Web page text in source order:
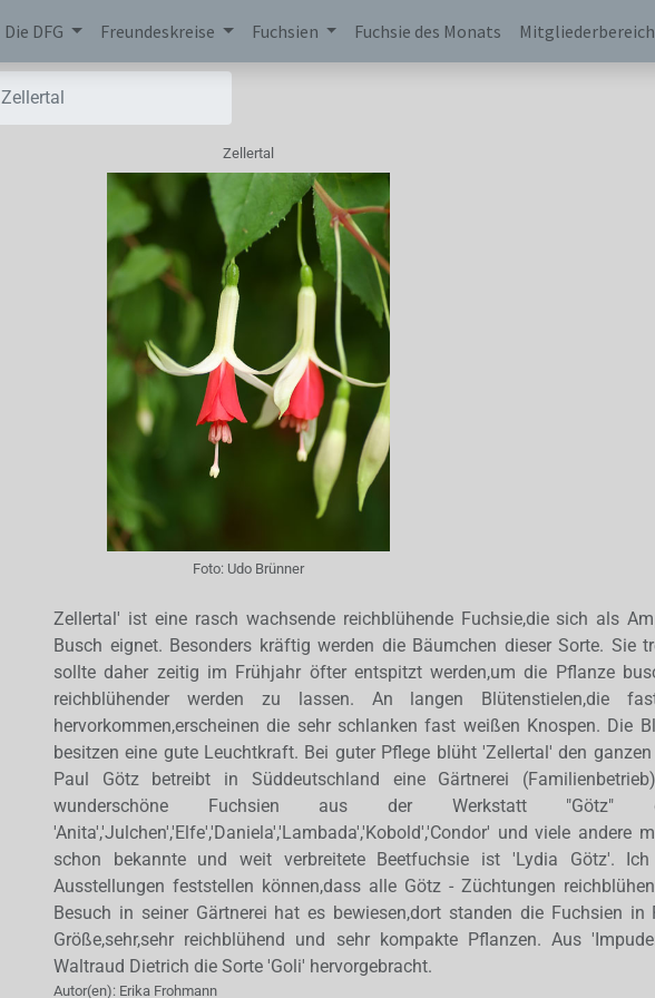
Die DFG Freundeskreise Fuchsien Fuchsie des Monats Mitgliederbereich
Zellertal
Zellertal
Foto: Udo Brünner
Zellertal' ist eine rasch wachsende reichblühende Fuchsie,die sich als
Busch eignet. Besonders kräftig werden die Bäumchen dieser Sorte. Sie
sollte daher zeitig im Frühjahr öfter entspitzt werden,um die Pflanze
reichblühender werden zu lassen. An langen Blütenstielen,die
hervorkommen,erscheinen die sehr schlanken fast weißen Knospen. Die
besitzen eine gute Leuchtkraft. Bei guter Pflege blüht 'Zellertal' den
Paul Götz betreibt in Süddeutschland eine Gärtnerei
wunderschöne Fuchsien aus der Werkstatt "Götz"
'Anita','Julchen','Elfe','Daniela','Lambada','Kobold','Condor' und viele andere
schon bekannte und weit verbreitete Beetfuchsie ist 'Lydia Götz'.
Ausstellungen feststellen können,dass alle Götz - Züchtungen
Besuch in seiner Gärtnerei hat es bewiesen,dort standen die Fuchsien in
Größe,sehr,sehr reichblühend und sehr kompakte Pflanzen. Aus
Waltraud Dietrich die Sorte 'Goli' hervorgebracht.
Autor(en): Erika Frohmann